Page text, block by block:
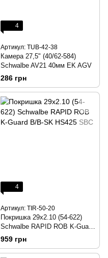
4
Артикул: TUB-42-38
Камера 27,5" (40/62-584)
Schwalbe AV21 40мм EK AGV
286 грн
4
Артикул: TIR-50-20
Покришка 29x2.10 (54-622)
Schwalbe RAPID ROB K-Guard
B/B-SK HS425 SBC
959 грн